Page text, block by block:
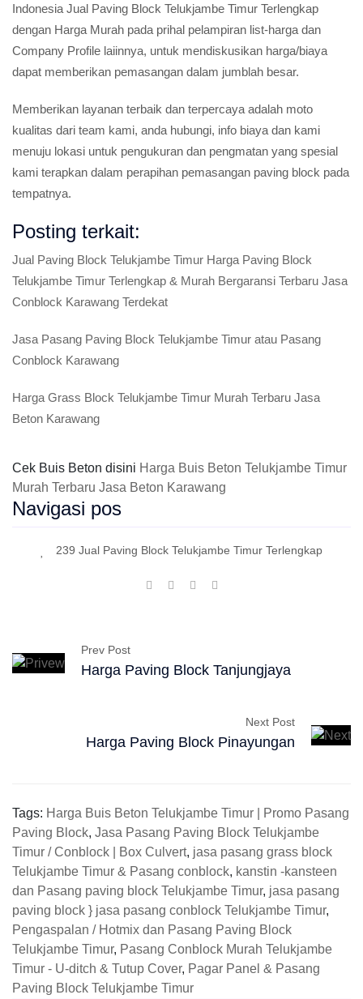
Indonesia Jual Paving Block Telukjambe Timur Terlengkap
dengan Harga Murah pada prihal pelampiran list-harga dan
Company Profile laiinnya, untuk mendiskusikan harga/biaya
dapat memberikan pemasangan dalam jumblah besar.
Memberikan layanan terbaik dan terpercaya adalah moto
kualitas dari team kami, anda hubungi, info biaya dan kami
menuju lokasi untuk pengukuran dan pengmatan yang spesial
kami terapkan dalam perapihan pemasangan paving block pada
tempatnya.
Posting terkait:
Jual Paving Block Telukjambe Timur Harga Paving Block
Telukjambe Timur Terlengkap & Murah Bergaransi Terbaru Jasa
Conblock Karawang Terdekat
Jasa Pasang Paving Block Telukjambe Timur atau Pasang
Conblock Karawang
Harga Grass Block Telukjambe Timur Murah Terbaru Jasa
Beton Karawang
Cek Buis Beton disini Harga Buis Beton Telukjambe Timur
Murah Terbaru Jasa Beton Karawang
Navigasi pos
239 Jual Paving Block Telukjambe Timur Terlengkap
Prev Post
Harga Paving Block Tanjungjaya
Next Post
Harga Paving Block Pinayungan
Tags: Harga Buis Beton Telukjambe Timur | Promo Pasang
Paving Block, Jasa Pasang Paving Block Telukjambe
Timur / Conblock | Box Culvert, jasa pasang grass block
Telukjambe Timur & Pasang conblock, kanstin -kansteen
dan Pasang paving block Telukjambe Timur, jasa pasang
paving block } jasa pasang conblock Telukjambe Timur,
Pengaspalan / Hotmix dan Pasang Paving Block
Telukjambe Timur, Pasang Conblock Murah Telukjambe
Timur - U-ditch & Tutup Cover, Pagar Panel & Pasang
Paving Block Telukjambe Timur